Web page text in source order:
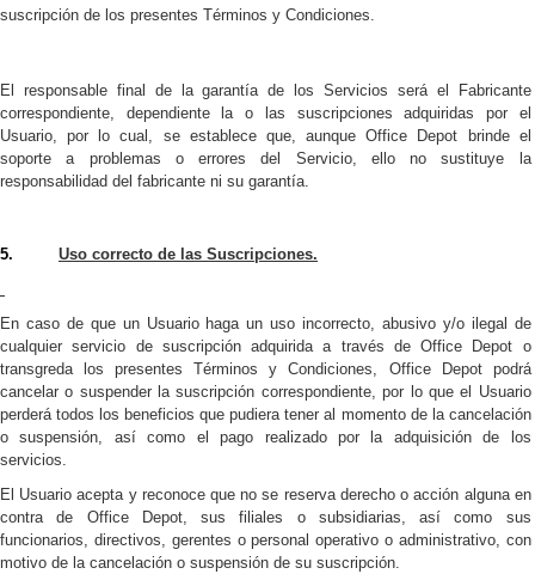
suscripción de los presentes Términos y Condiciones.
El responsable final de la garantía de los Servicios será el Fabricante
correspondiente, dependiente la o las suscripciones adquiridas por el
Usuario, por lo cual, se establece que, aunque Office Depot brinde el
soporte a problemas o errores del Servicio, ello no sustituye la
responsabilidad del fabricante ni su garantía.
5. Uso correcto de las Suscripciones.
En caso de que un Usuario haga un uso incorrecto, abusivo y/o ilegal de
cualquier servicio de suscripción adquirida a través de Office Depot o
transgreda los presentes Términos y Condiciones, Office Depot podrá
cancelar o suspender la suscripción correspondiente, por lo que el Usuario
perderá todos los beneficios que pudiera tener al momento de la cancelación
o suspensión, así como el pago realizado por la adquisición de los
servicios.
El Usuario acepta y reconoce que no se reserva derecho o acción alguna en
contra de Office Depot, sus filiales o subsidiarias, así como sus
funcionarios, directivos, gerentes o personal operativo o administrativo, con
motivo de la cancelación o suspensión de su suscripción.